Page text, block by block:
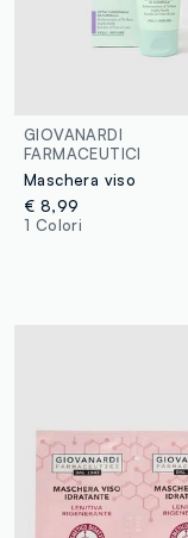
GIOVANARDI
FARMACEUTICI
Maschera viso
€ 8,99
1 Colori